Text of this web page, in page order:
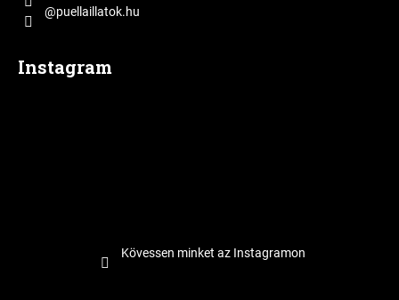
@puellaillatok.hu
Instagram
Kövessen minket az Instagramon